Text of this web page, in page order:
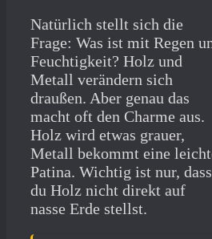
Natürlich stellt sich die
Frage: Was ist mit Regen
Feuchtigkeit? Holz und
Metall verändern sich
draußen. Aber genau das
macht oft den Charme aus.
Holz wird etwas grauer,
Metall bekommt eine
Patina. Wichtig ist nur, dass
du Holz nicht direkt auf
nasse Erde stellst.